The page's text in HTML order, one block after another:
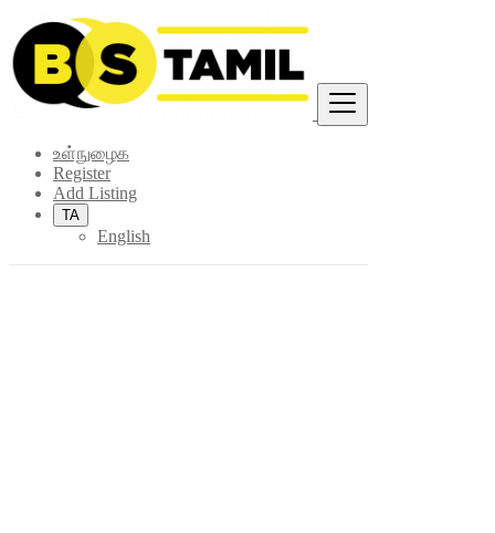
உள்நுழைக
Register
Add Listing
TA
English
Find